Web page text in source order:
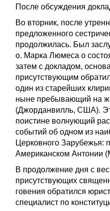
После обсуждения
Во вторник, после
предложенного
продолжилась. Был
о. Марка Люмеса о
затем с докладом,
присутствующим
один из старейших
ныне пребывающий на
(Джорданвилль, США).
поистине волнующий
событий об одном из
Церковного Зарубежья:
Американском Антонии
В продолжение дня с
присутствующих
говения обратился
специалист по